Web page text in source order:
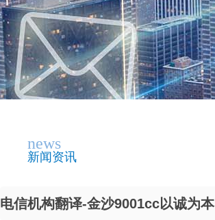
news
新闻资讯
电信机构翻译-金沙9001cc以诚为本